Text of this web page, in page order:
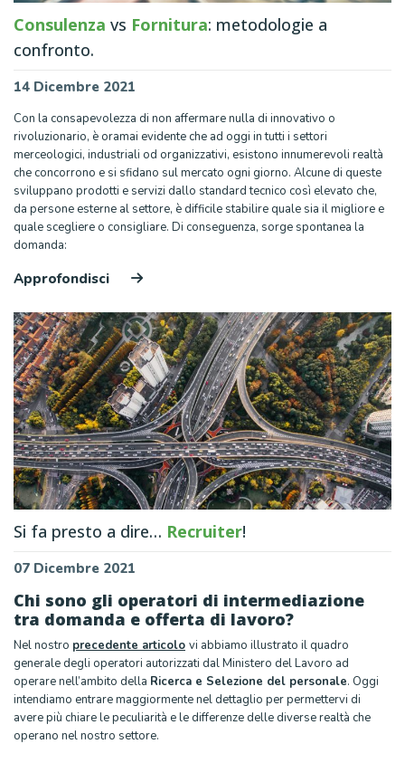
Consulenza vs Fornitura: metodologie a
confronto.
14 Dicembre 2021
Con la consapevolezza di non affermare nulla di innovativo o
rivoluzionario, è oramai evidente che ad oggi in tutti i settori
merceologici, industriali od organizzativi, esistono innumerevoli realtà
che concorrono e si sfidano sul mercato ogni giorno. Alcune di queste
sviluppano prodotti e servizi dallo standard tecnico così elevato che,
da persone esterne al settore, è difficile stabilire quale sia il migliore e
quale scegliere o consigliare. Di conseguenza, sorge spontanea la
domanda:
Approfondisci
Si fa presto a dire… Recruiter!
07 Dicembre 2021
Chi sono gli operatori di intermediazione
tra domanda e offerta di lavoro?
Nel nostro precedente articolo vi abbiamo illustrato il quadro
generale degli operatori autorizzati dal Ministero del Lavoro ad
operare nell’ambito della Ricerca e Selezione del personale. Oggi
intendiamo entrare maggiormente nel dettaglio per permettervi di
avere più chiare le peculiarità e le differenze delle diverse realtà che
operano nel nostro settore.